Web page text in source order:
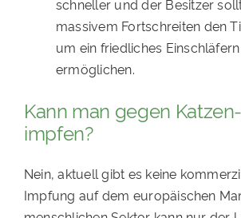
schneller und der Besitzer
massivem Fortschreiten den
um ein friedliches
ermöglichen.
Kann man gegen
impfen?
Nein, aktuell gibt es keine
Impfung auf dem europäischen